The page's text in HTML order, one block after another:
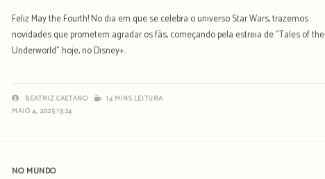
Feliz May the Fourth! No dia em que se celebra o universo Star Wars, trazemos
novidades que prometem agradar os fãs, começando pela estreia de "Tales of the
Underworld" hoje, no Disney+.
BEATRIZ CAETANO
14 MINS LEITURA
MAIO 4, 2025 13:24
NO MUNDO